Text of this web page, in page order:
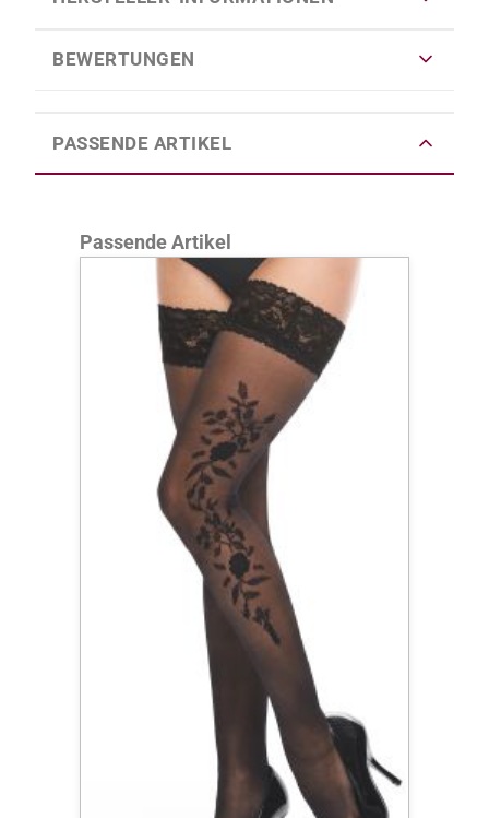
BEWERTUNGEN
PASSENDE ARTIKEL
Produktgalerie überspringen
Passende Artikel